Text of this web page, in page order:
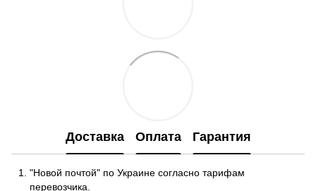
Доставка Оплата Гарантия
"Новой почтой" по Украине согласно тарифам
перевозчика.